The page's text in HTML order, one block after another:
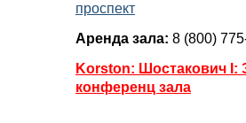
проспект
Аренда зала: 8 (800)
Korston: Шостакович I:
конференц зала